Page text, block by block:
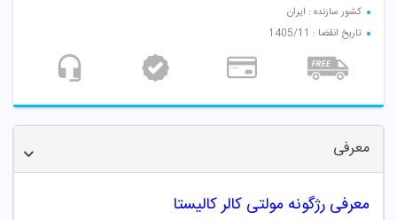
کشور سازنده : ایران
تاریخ انقضا : 1405/11
معرفی
معرفی رژگونه مولتی کالر کالیستا